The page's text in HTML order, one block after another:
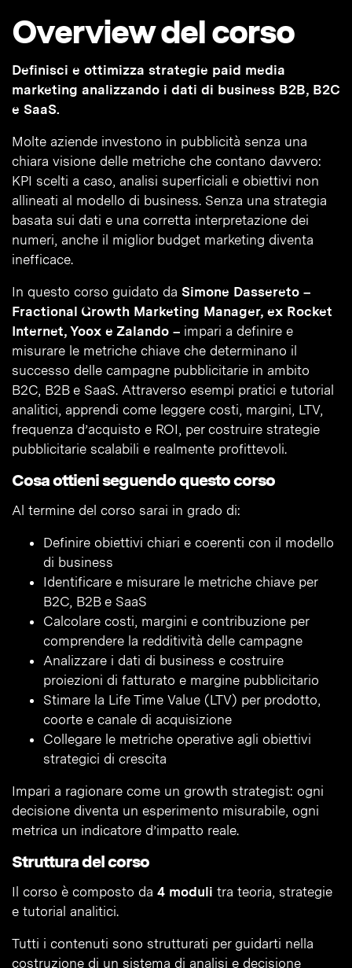
Overview del corso
Definisci e ottimizza strategie paid media
marketing analizzando i dati di business B2B, B2C
e SaaS.
Molte aziende investono in pubblicità senza una
chiara visione delle metriche che contano davvero:
KPI scelti a caso, analisi superficiali e obiettivi non
allineati al modello di business. Senza una strategia
basata sui dati e una corretta interpretazione dei
numeri, anche il miglior budget marketing diventa
inefficace.
In questo corso guidato da Simone Dassereto –
Fractional Growth Marketing Manager, ex Rocket
Internet, Yoox e Zalando – impari a definire e
misurare le metriche chiave che determinano il
successo delle campagne pubblicitarie in ambito
B2C, B2B e SaaS. Attraverso esempi pratici e tutorial
analitici, apprendi come leggere costi, margini, LTV,
frequenza d’acquisto e ROI, per costruire strategie
pubblicitarie scalabili e realmente profittevoli.
Cosa ottieni seguendo questo corso
Al termine del corso sarai in grado di:
Definire obiettivi chiari e coerenti con il modello
di business
Identificare e misurare le metriche chiave per
B2C, B2B e SaaS
Calcolare costi, margini e contribuzione per
comprendere la redditività delle campagne
Analizzare i dati di business e costruire
proiezioni di fatturato e margine pubblicitario
Stimare la Life Time Value (LTV) per prodotto,
coorte e canale di acquisizione
Collegare le metriche operative agli obiettivi
strategici di crescita
Impari a ragionare come un growth strategist: ogni
decisione diventa un esperimento misurabile, ogni
metrica un indicatore d’impatto reale.
Struttura del corso
Il corso è composto da 4 moduli tra teoria, strategie
e tutorial analitici.
Tutti i contenuti sono strutturati per guidarti nella
costruzione di un sistema di analisi e decisione